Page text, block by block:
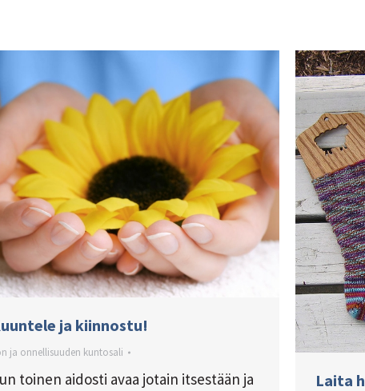
ja kiinnostu!
ja onnellisuuden kuntosali
toinen aidosti avaa jotain itsestään ja
Laita